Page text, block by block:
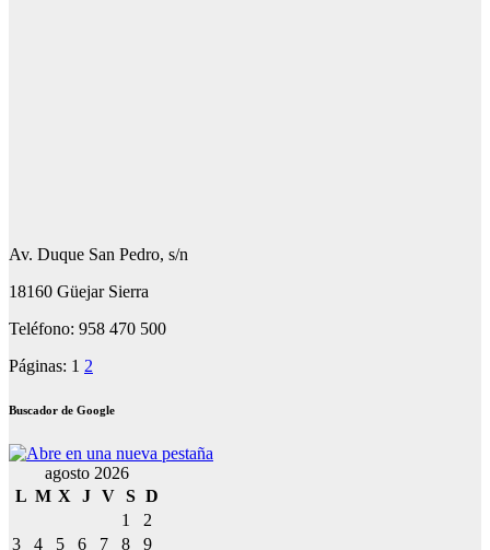
Av. Duque San Pedro, s/n
18160 Güejar Sierra
Teléfono: 958 470 500
Páginas: 1 2
Buscador de Google
agosto 2026
L M X J V S D
1
2
3
4 5 6 7 8 9